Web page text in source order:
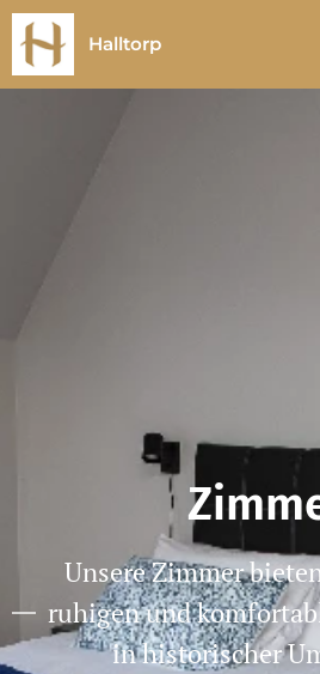
Halltorp
Unsere Zimmer
ruhigen und
in historischer